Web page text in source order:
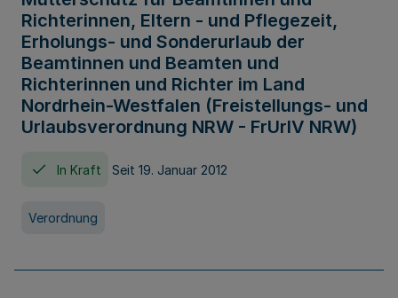
Richterinnen, Eltern - und Pflegezeit,
Erholungs- und Sonderurlaub der
Beamtinnen und Beamten und
Richterinnen und Richter im Land
Nordrhein-Westfalen (Freistellungs- und
Urlaubsverordnung NRW - FrUrlV NRW)
In Kraft Seit 19. Januar 2012
Verordnung